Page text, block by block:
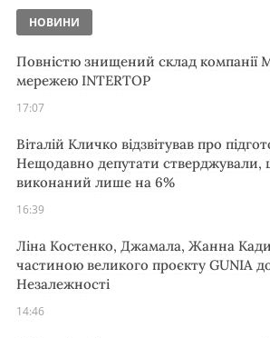
НОВИНИ
Повністю знищений склад компанії
мережею INTERTOP
17:07
Віталій Кличко відзвітував про
Нещодавно депутати стверджували,
виконаний лише на 6%
16:39
Ліна Костенко, Джамала, Жанна
частиною великого проєкту GUNIA
Незалежності
14:46